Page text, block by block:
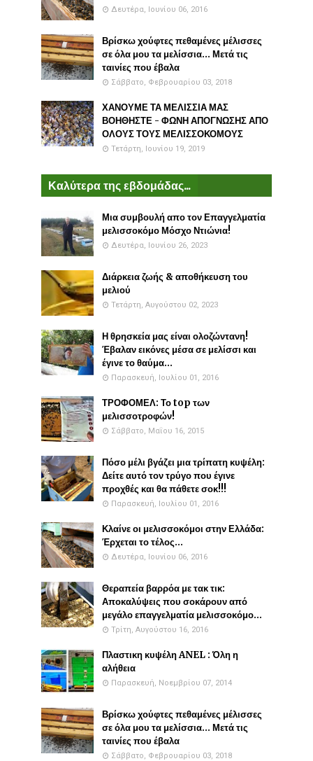
Δευτέρα, Ιουνίου 06, 2016
Βρίσκω χούφτες πεθαμένες μέλισσες
σε όλα μου τα μελίσσια... Μετά τις
ταινίες που έβαλα
Σάββατο, Φεβρουαρίου 03, 2018
ΧΑΝΟΥΜΕ ΤΑ ΜΕΛΙΣΣΙΑ ΜΑΣ
ΒΟΗΘΗΣΤΕ - ΦΩΝΗ ΑΠΟΓΝΩΣΗΣ ΑΠΟ
ΟΛΟΥΣ ΤΟΥΣ ΜΕΛΙΣΣΟΚΟΜΟΥΣ
Τετάρτη, Ιουνίου 19, 2019
Καλύτερα της εβδομάδας...
Μια συμβουλή απο τον Επαγγελματία
μελισσοκόμο Μόσχο Ντιώνια!
Δευτέρα, Ιουνίου 26, 2023
Διάρκεια ζωής & αποθήκευση του
μελιού
Τετάρτη, Αυγούστου 02, 2023
Η θρησκεία μας είναι ολοζώντανη!
Έβαλαν εικόνες μέσα σε μελίσσι και
έγινε το θαύμα...
Παρασκευή, Ιουλίου 01, 2016
ΤΡΟΦΟΜΕΛ: Το top των
μελισσοτροφών!
Σάββατο, Μαΐου 16, 2015
Πόσο μέλι βγάζει μια τρίπατη κυψέλη:
Δείτε αυτό τον τρύγο που έγινε
προχθές και θα πάθετε σοκ!!!
Παρασκευή, Ιουλίου 01, 2016
Κλαίνε οι μελισσοκόμοι στην Ελλάδα:
Έρχεται το τέλος...
Δευτέρα, Ιουνίου 06, 2016
Θεραπεία βαρρόα με τακ τικ:
Αποκαλύψεις που σοκάρουν από
μεγάλο επαγγελματία μελισσοκόμο...
Τρίτη, Αυγούστου 16, 2016
Πλαστικη κυψέλη ANEL : Όλη η
αλήθεια
Παρασκευή, Νοεμβρίου 07, 2014
Βρίσκω χούφτες πεθαμένες μέλισσες
σε όλα μου τα μελίσσια... Μετά τις
ταινίες που έβαλα
Σάββατο, Φεβρουαρίου 03, 2018